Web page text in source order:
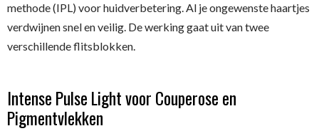
methode (IPL) voor huidverbetering. Al je ongewenste haartjes
verdwijnen snel en veilig. De werking gaat uit van twee
verschillende flitsblokken.
Intense Pulse Light voor Couperose en
Pigmentvlekken